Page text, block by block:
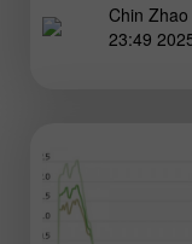
dekabr oyida yangi
quvvatlashini
Chin Zhao
23:49